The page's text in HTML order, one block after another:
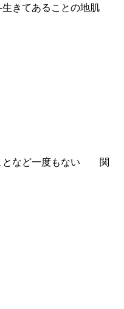
きてあることの地肌
となど一度もない 関